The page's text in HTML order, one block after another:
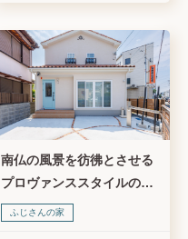
南仏の風景を彷彿とさせる
プロヴァンススタイルのお
住まい
ふじさんの家